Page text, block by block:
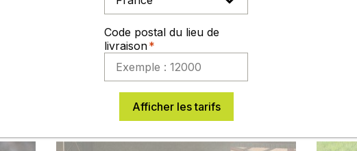
Engrais azoté : Les avantages de
l'ammonitrate par rapport à l'urée
publié 14 octobre 2021
Code postal du lieu de
livraison
Afficher les tarifs